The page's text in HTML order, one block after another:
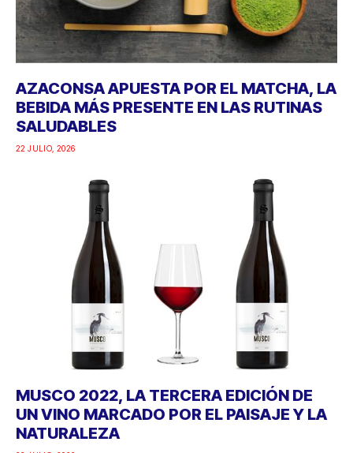
AZACONSA APUESTA POR EL MATCHA, LA
BEBIDA MÁS PRESENTE EN LAS RUTINAS
SALUDABLES
22 JULIO, 2026
MUSCO 2022, LA TERCERA EDICIÓN DE
UN VINO MARCADO POR EL PAISAJE Y LA
NATURALEZA